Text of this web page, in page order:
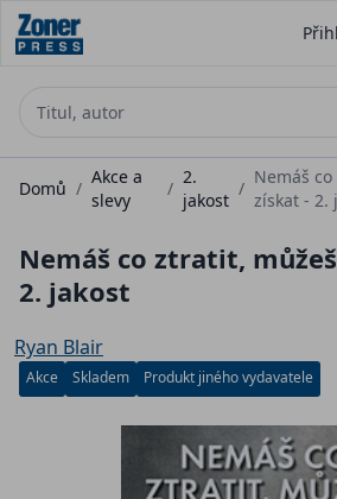
Domů /
Akce a
slevy
/
2.
jakost
/
Nemáš
získat - 2.
Nemáš co ztratit,
2. jakost
Ryan Blair
Akce Skladem Produkt jiného vydavatele